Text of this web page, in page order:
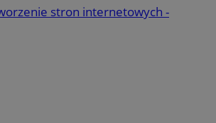
stron internetowych -